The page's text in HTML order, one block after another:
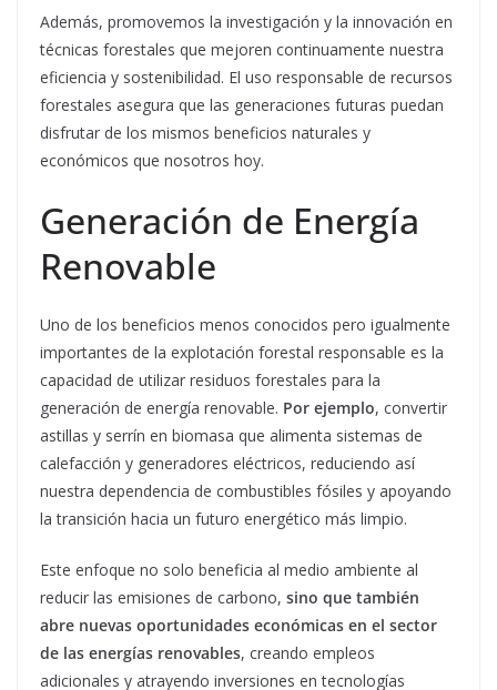
Además, promovemos la investigación y la innovación en
técnicas forestales que mejoren continuamente nuestra
eficiencia y sostenibilidad. El uso responsable de recursos
forestales asegura que las generaciones futuras puedan
disfrutar de los mismos beneficios naturales y
económicos que nosotros hoy.
Generación de Energía
Renovable
Uno de los beneficios menos conocidos pero igualmente
importantes de la explotación forestal responsable es la
capacidad de utilizar residuos forestales para la
generación de energía renovable. Por ejemplo, convertir
astillas y serrín en biomasa que alimenta sistemas de
calefacción y generadores eléctricos, reduciendo así
nuestra dependencia de combustibles fósiles y apoyando
la transición hacia un futuro energético más limpio.
Este enfoque no solo beneficia al medio ambiente al
reducir las emisiones de carbono, sino que también
abre nuevas oportunidades económicas en el sector
de las energías renovables, creando empleos
adicionales y atrayendo inversiones en tecnologías